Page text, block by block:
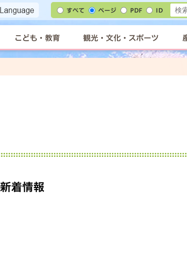
すべて ページ PDF ID
こども・教育 観光・文化・スポーツ
新着情報